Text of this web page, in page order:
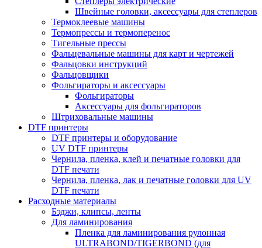
Швейные головки, аксессуары для степлеров
Термоклеевые машины
Термопрессы и термоперенос
Тигельные прессы
Фальцевальные машины для карт и чертежей
Фальцовки инструкций
Фальцовщики
Фольгираторы и аксессуары
Фольгираторы
Аксессуары для фольгираторов
Штриховальные машины
DTF принтеры
DTF принтеры и оборудование
UV DTF принтеры
Чернила, пленка, клей и печатные головки для
DTF печати
Чернила, пленка, лак и печатные головки для UV
DTF печати
Расходные материалы
Бэджи, клипсы, ленты
Для ламинирования
Пленка для ламинирования рулонная
ULTRABOND/TIGERBOND (для